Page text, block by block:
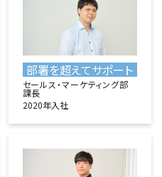
部署を超えてサポート
セールス・マーケティング部
課長
2020年入社